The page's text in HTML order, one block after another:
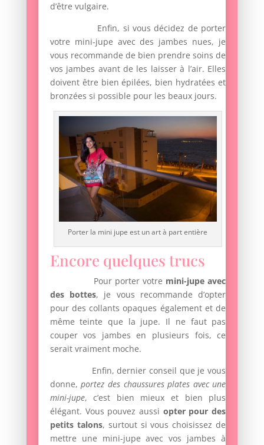
d’être vulgaire.
Enfin, si vous décidez de porter
votre mini-jupe avec des jambes nues, je
vous recommande de bien prendre soins de
vos jambes avant de les laisser à l’air. Elles
doivent être bien épilées, bien hydratées et
bronzées si possible pour les beaux jours.
Porter la mini jupe est un art à part entière
Encore quelques trucs
Pour porter votre mini-jupe avec
des bottes, je vous recommande d’opter
pour des collants opaques également et de
même teinte que la jupe. Il ne faut pas
couper vos jambes en plusieurs fois, ce
serait vraiment moche.
Enfin, dernier conseil que je vous
donne,portez des chaussures plates avec une
mini-jupe, c’est bien mieux et bien plus
élégant. Vous pouvez aussi opter pour des
petits talons, surtout si vous choisissez de
mettre une mini-jupe avec vos jambes à